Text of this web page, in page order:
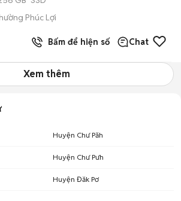
Phúc Lợi
Bấm để hiện số Chat
Xem thêm
Huyện Chư Păh
Huyện Chư Pưh
Huyện Đăk Pơ